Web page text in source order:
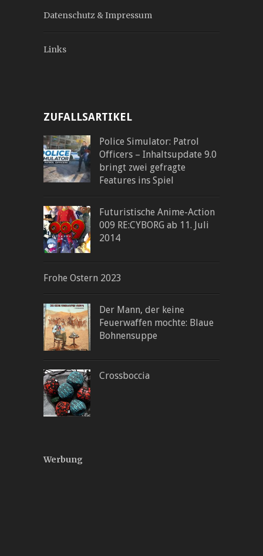
Datenschutz & Impressum
Links
ZUFALLSARTIKEL
Police Simulator: Patrol
Officers – Inhaltsupdate 9.0
bringt zwei gefragte
Features ins Spiel
Futuristische Anime-Action
009 RE:CYBORG ab 11. Juli
2014
Frohe Ostern 2023
Der Mann, der keine
Feuerwaffen mochte: Blaue
Bohnensuppe
Crossboccia
Werbung